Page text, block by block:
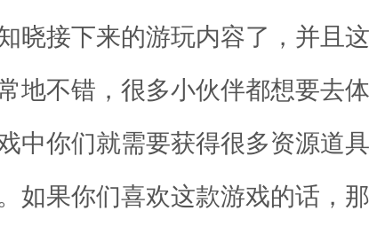
晓接下来的游玩内容了，并且
地不错，很多小伙伴都想要去
中你们就需要获得很多资源道
如果你们喜欢这款游戏的话，